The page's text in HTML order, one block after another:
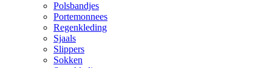
Polsbandjes
Portemonnees
Regenkleding
Sjaals
Slippers
Sokken